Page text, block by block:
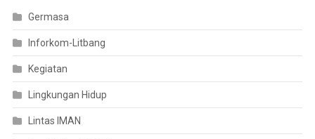
Germasa
Inforkom-Litbang
Kegiatan
Lingkungan Hidup
Lintas IMAN